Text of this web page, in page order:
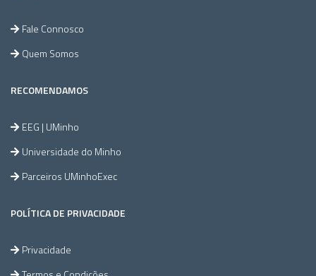
Fale Connosco
Quem Somos
RECOMENDAMOS
EEG | UMinho
Universidade do Minho
Parceiros UMinhoExec
POLÍTICA DE PRIVACIDADE
Privacidade